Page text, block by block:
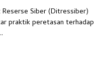
Siber (Ditressiber)
praktik peretasan terhadap